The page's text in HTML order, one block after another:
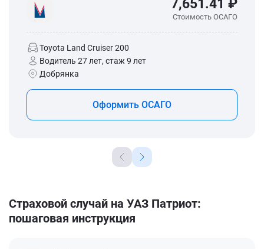
7,651.41 ₽
Стоимость ОСАГО
Toyota Land Cruiser 200
Водитель 27 лет, стаж 9 лет
Добрянка
Оформить ОСАГО
Страховой случай на УАЗ Патриот:
пошаговая инструкция